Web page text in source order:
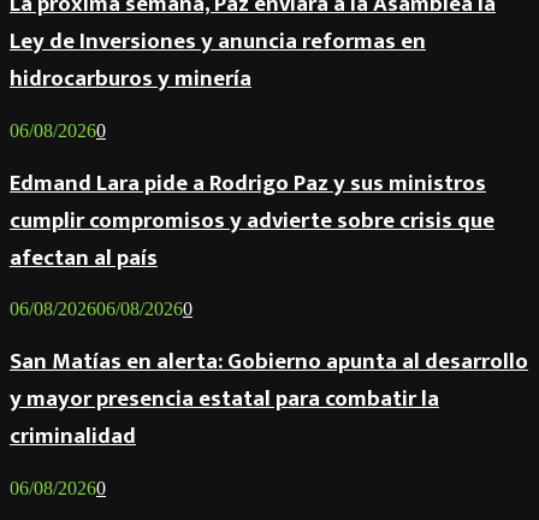
Ley de Inversiones y anuncia reformas en
hidrocarburos y minería
06/08/20260
Edmand Lara pide a Rodrigo Paz y sus ministros
cumplir compromisos y advierte sobre crisis que
afectan al país
06/08/202606/08/20260
San Matías en alerta: Gobierno apunta al desarrollo
y mayor presencia estatal para combatir la
criminalidad
06/08/20260